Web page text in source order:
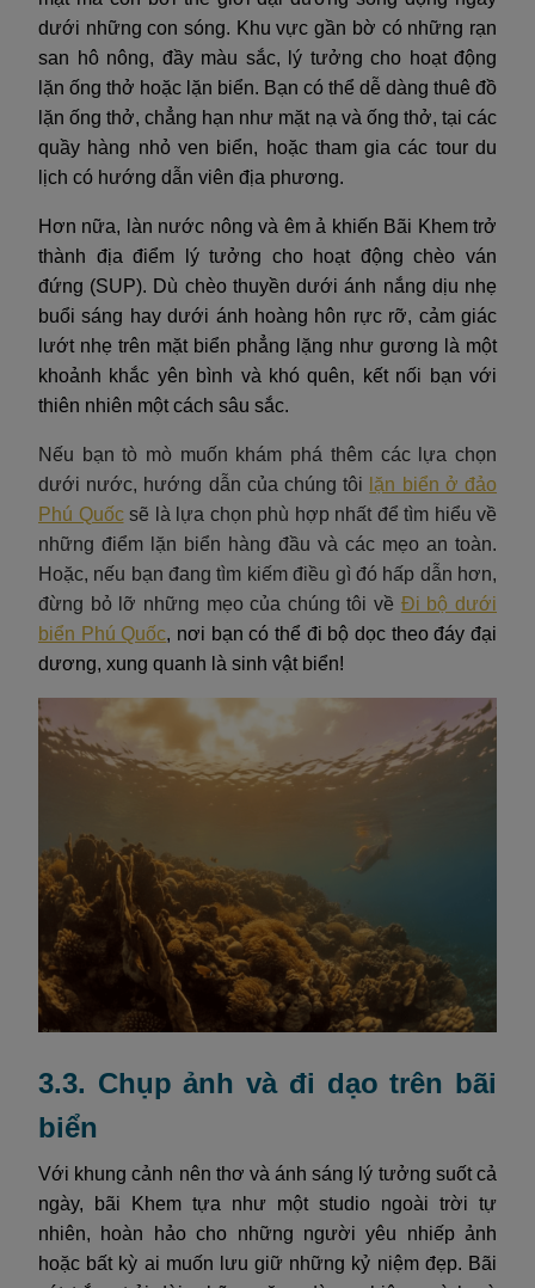
dưới những con sóng. Khu vực gần bờ có những rạn
san hô nông, đầy màu sắc, lý tưởng cho hoạt động
lặn ống thở hoặc lặn biển. Bạn có thể dễ dàng thuê đồ
lặn ống thở, chẳng hạn như mặt nạ và ống thở, tại các
quầy hàng nhỏ ven biển, hoặc tham gia các tour du
lịch có hướng dẫn viên địa phương.
Hơn nữa, làn nước nông và êm ả khiến Bãi Khem trở
thành địa điểm lý tưởng cho hoạt động chèo ván
đứng (SUP). Dù chèo thuyền dưới ánh nắng dịu nhẹ
buổi sáng hay dưới ánh hoàng hôn rực rỡ, cảm giác
lướt nhẹ trên mặt biển phẳng lặng như gương là một
khoảnh khắc yên bình và khó quên, kết nối bạn với
thiên nhiên một cách sâu sắc.
Nếu bạn tò mò muốn khám phá thêm các lựa chọn
dưới nước, hướng dẫn của chúng tôi lặn biển ở đảo
Phú Quốcsẽ là lựa chọn phù hợp nhất để tìm hiểu về
những điểm lặn biển hàng đầu và các mẹo an toàn.
Hoặc, nếu bạn đang tìm kiếm điều gì đó hấp dẫn hơn,
đừng bỏ lỡ những mẹo của chúng tôi về Đi bộ dưới
biển Phú Quốc, nơi bạn có thể đi bộ dọc theo đáy đại
dương, xung quanh là sinh vật biển!
3.3. Chụp ảnh và đi dạo trên bãi
biển
Với khung cảnh nên thơ và ánh sáng lý tưởng suốt cả
ngày, bãi Khem tựa như một studio ngoài trời tự
nhiên, hoàn hảo cho những người yêu nhiếp ảnh
hoặc bất kỳ ai muốn lưu giữ những kỷ niệm đẹp. Bãi